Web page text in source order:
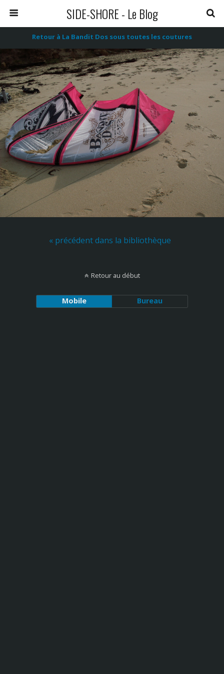
SIDE-SHORE - Le Blog
Retour à La Bandit Dos sous toutes les coutures
« précédent dans la bibliothèque
Retour au début
Mobile Bureau